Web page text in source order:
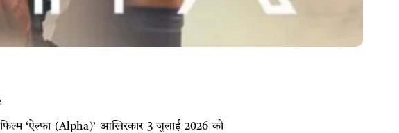
फिल्म ‘ऐल्फा (Alpha)’ आखिरकार 3 जुलाई 2026 को